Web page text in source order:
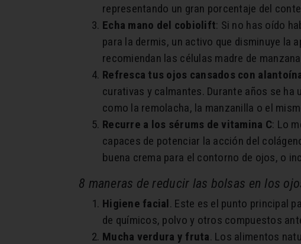
representando un gran porcentaje del
Echa mano del cobiolift: Si no has oído
para la dermis, un activo que disminuye la
recomiendan las células madre de
Refresca tus ojos cansados con
curativas y calmantes. Durante años se
como la remolacha, la manzanilla o el
Recurre a los sérums de vitamina C: Lo
capaces de potenciar la acción del
buena crema para el contorno de ojos, o
8 maneras de reducir las bolsas en los
Higiene facial. Este es el punto principal
de químicos, polvo y otros compuestos
Mucha verdura y fruta. Los alimentos